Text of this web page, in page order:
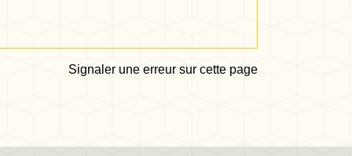
Signaler une erreur sur cette page